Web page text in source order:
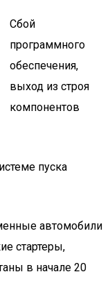
Сбой
программного
обеспечения,
выход из строя
компонентов
пуска
автомобили
стартеры,
в начале 20